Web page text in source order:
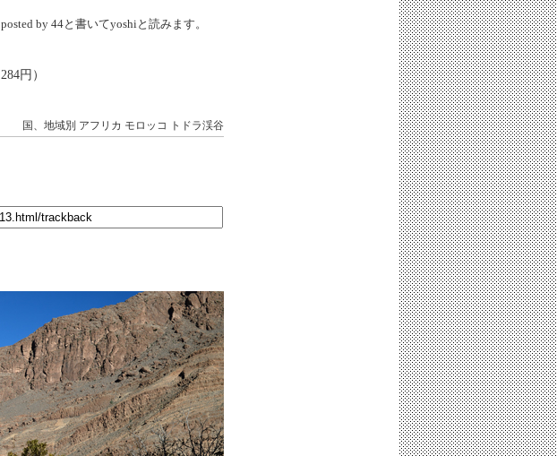
posted by 44と書いてyoshiと読みます。
円）
国、地域別 アフリカ モロッコ トドラ渓谷